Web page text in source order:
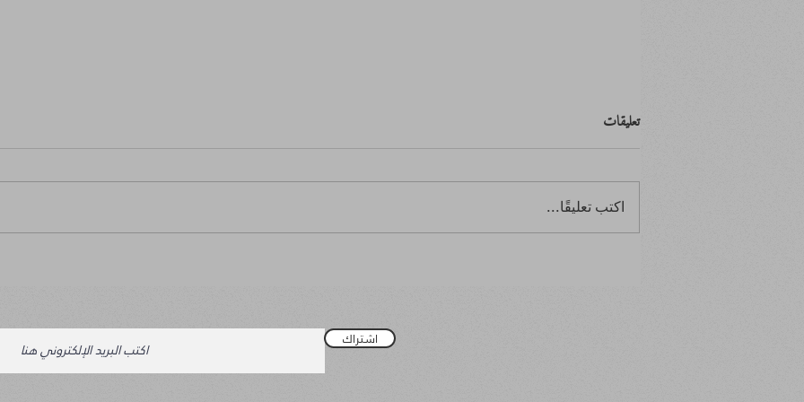
ابتدأ بصفر.. وانتهى بالصفر
مشاعر حياة
تعليقات
اكتب تعليقًا...
اشتراك